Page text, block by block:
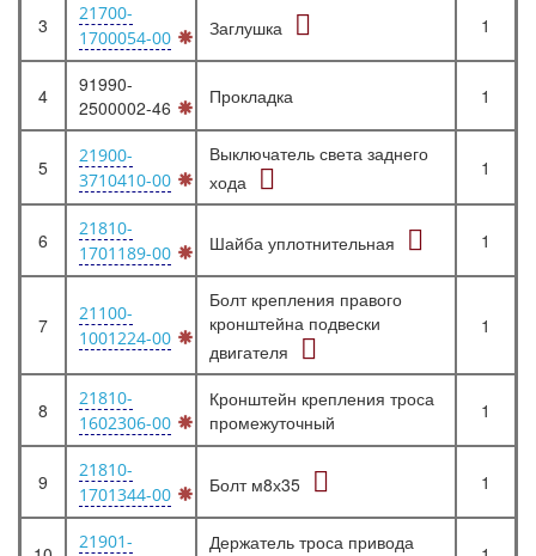
3
21700-
1700054-00
Заглушка 1
4
91990-
2500002-46
Прокладка 1
5
21900-
3710410-00
Выключатель света заднего
хода
1
6
21810-
1701189-00
Шайба уплотнительная 1
7
21100-
1001224-00
Болт крепления правого
кронштейна подвески
двигателя
1
8
21810-
1602306-00
Кронштейн крепления троса
промежуточный
1
9
21810-
1701344-00
Болт м8х35 1
21901-
Держатель троса привода